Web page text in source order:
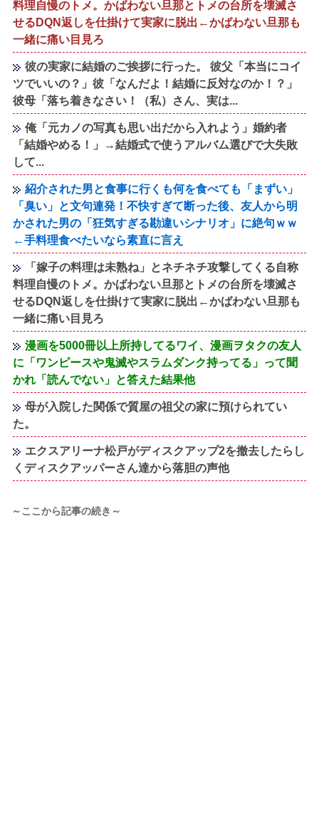
料理自慢のトメ。かばわない旦那とトメの台所を壊滅さ
せるDQN返しを仕掛けて実家に脱出←かばわない旦那も
一緒に痛い目見ろ
彼の実家に結婚のご挨拶に行った。 彼父「本当にコイ
ツでいいの？」彼「なんだよ！結婚に反対なのか！？」
彼母「落ち着きなさい！（私）さん、実は...
俺「元カノの写真も思い出だから入れよう」婚約者
「結婚やめる！」→結婚式で使うアルバム選びで大失敗
して...
紹介された男と食事に行くも何を食べても「まずい」
「臭い」と文句連発！不快すぎて断った後、友人から明
かされた男の「狂気すぎる勘違いシナリオ」に絶句ｗｗ
←手料理食べたいなら素直に言え
「嫁子の料理は未熟ね」とネチネチ攻撃してくる自称
料理自慢のトメ。かばわない旦那とトメの台所を壊滅さ
せるDQN返しを仕掛けて実家に脱出←かばわない旦那も
一緒に痛い目見ろ
漫画を5000冊以上所持してるワイ、漫画ヲタクの友人
に「ワンピースや鬼滅やスラムダンク持ってる」って聞
かれ「読んでない」と答えた結果他
母が入院した関係で質屋の祖父の家に預けられてい
た。
エクスアリーナ松戸がディスクアップ2を撤去したらし
くディスクアッパーさん達から落胆の声他
～ここから記事の続き～